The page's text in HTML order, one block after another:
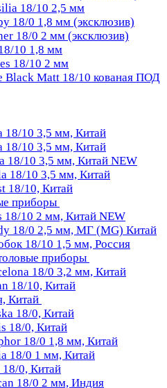
18/10 2,5 мм
18/0 1,8 мм (эксклюзив)
18/0 2 мм (эксклюзив)
10 1,8 мм
18/10 2 мм
Black Matt 18/10 кованая ПОД
18/10 3,5 мм, Китай
18/10 3,5 мм, Китай
18/10 3,5 мм, Китай NEW
18/10 3,5 мм, Китай
18/10, Китай
приборы
18/10 2 мм, Китай NEW
18/0 2,5 мм, МГ (MG) Китай
18/10 1,5 мм, Россия
приборы
18/0 3,2 мм, Китай
18/10, Китай
Китай
18/0, Китай
18/0, Китай
18/0 1,8 мм, Китай
18/0 1 мм, Китай
0, Китай
18/0 2 мм, Индия